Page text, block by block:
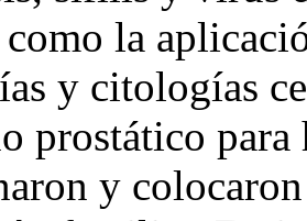
la
y citologías
prostático para
y